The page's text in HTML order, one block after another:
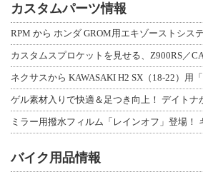
カスタムパーツ情報
ネクサスから KAWASAKI H2 SX（18-22）用
バイク用品情報